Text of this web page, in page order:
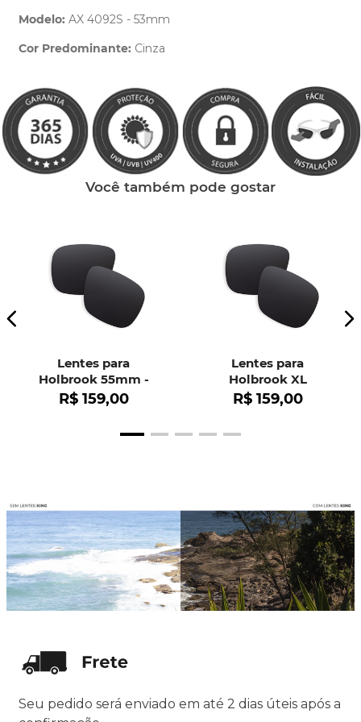
Modelo: AX 4092S - 53mm
Cor Predominante: Cinza
Você também pode gostar
Lentes para
Holbrook 55mm -
OO9102
R$ 159,00
Lentes para
Holbrook XL
R$ 159,00
Seu pedido será enviado em até 2 dias úteis após a